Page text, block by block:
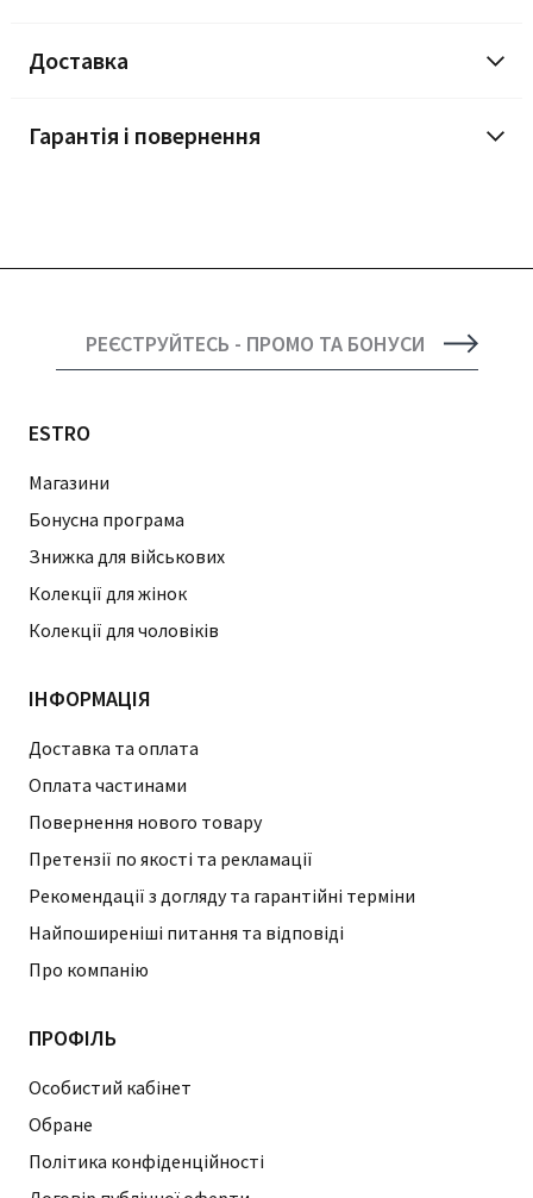
Доставка
Гарантія і повернення
РЕЄСТРУЙТЕСЬ - ПРОМО ТА БОНУСИ
ESTRO
Магазини
Бонусна програма
Знижка для військових
Колекції для жінок
Колекції для чоловіків
ІНФОРМАЦІЯ
Доставка та оплата
Оплата частинами
Повернення нового товару
Претензії по якості та рекламації
Рекомендації з догляду та гарантійні терміни
Найпоширеніші питання та відповіді
Про компанію
ПРОФІЛЬ
Особистий кабінет
Обране
Політика конфіденційності